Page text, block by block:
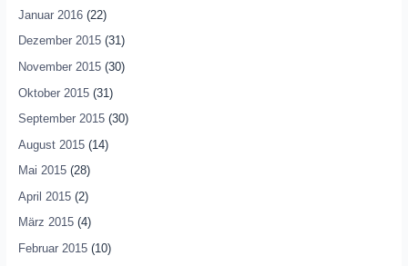
Januar 2016(22)
Dezember 2015(31)
November 2015(30)
Oktober 2015(31)
September 2015(30)
August 2015(14)
Mai 2015(28)
April 2015(2)
März 2015(4)
Februar 2015(10)